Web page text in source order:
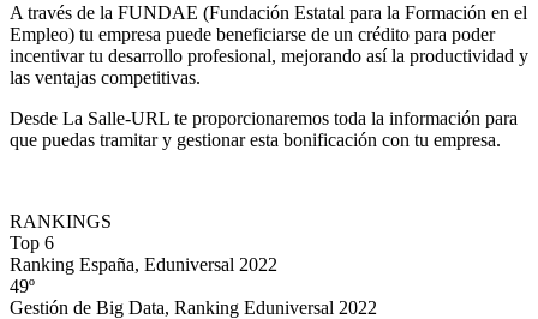
A través de la FUNDAE (Fundación Estatal para la Formación en el
Empleo) tu empresa puede beneficiarse de un crédito para poder
incentivar tu desarrollo profesional, mejorando así la productividad y
las ventajas competitivas.
Desde La Salle-URL te proporcionaremos toda la información para
que puedas tramitar y gestionar esta bonificación con tu empresa.
RANKINGS
Top 6
Ranking España, Eduniversal 2022
49º
Gestión de Big Data, Ranking Eduniversal 2022